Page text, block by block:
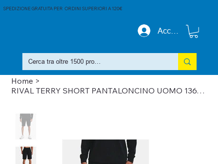
Accedi
SPEDIZIONE GRATUITA PER ORDINI SUPERIORI A 120€
Home >
RIVAL TERRY SHORT PANTALONCINO UOMO 1361631